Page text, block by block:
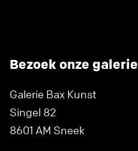
Bezoek onze galerie
Galerie Bax Kunst
Singel 82
8601 AM Sneek